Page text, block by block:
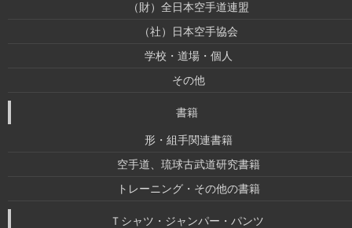
（財）全日本空手道連盟
（社）日本空手協会
学校・道場・個人
その他
書籍
形・組手関連書籍
空手道、琉球古武道研究書籍
トレーニング・その他の書籍
Ｔシャツ・ジャンパー・パンツ